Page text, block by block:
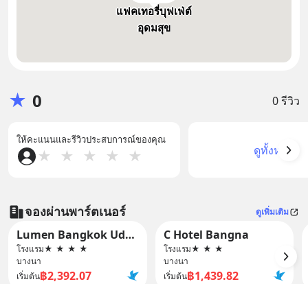
แฟคเทอรี่บุฟเฟ่ต์
อุดมสุข
★ 0 0 รีวิว
ให้คะแนนและรีวิวประสบการณ์ของคุณ
★ ★ ★ ★ ★ ดูทั้งหมด
จองผ่านพาร์ตเนอร์ ดูเพิ่มเติม
Lumen Bangkok Udomsuk Station
โรงแรม★ ★ ★ ★
บางนา
เริ่มต้น฿2,392.07
C Hotel Bangna
โรงแรม★ ★ ★
บางนา
เริ่มต้น฿1,439.82